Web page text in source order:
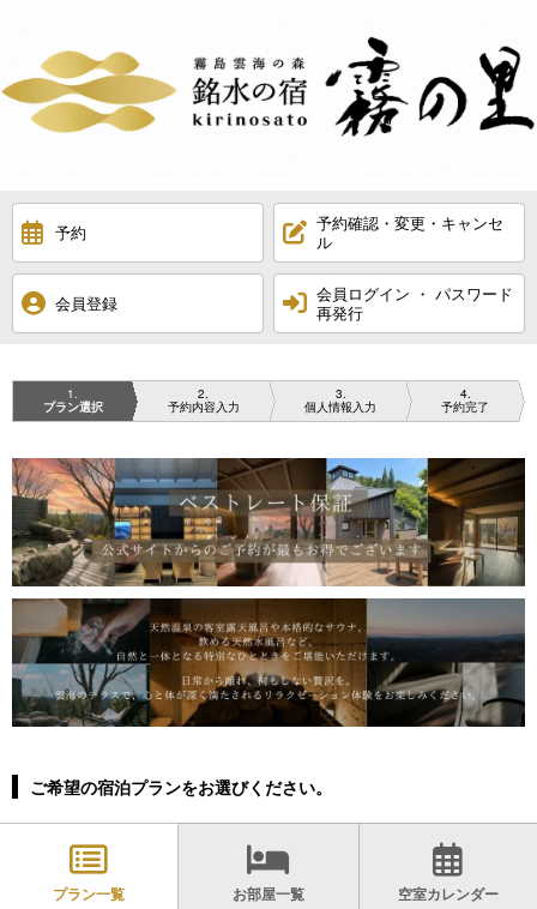
予約
予約確認・変更・キャンセ
ル
会員登録
会員ログイン ・ パスワード
再発行
1
プラン選択
2
予約内容入力
3
個人情報入力
4
予約完了
ご希望の宿泊プランをお選びください。
プラン一覧 お部屋一覧 空室カレンダー